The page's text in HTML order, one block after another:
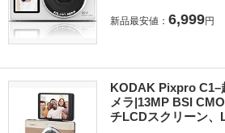
新品最安値： 6,999円
KODAK Pixpro C1–
メラ|13MP BSI
チLCDスクリーン、